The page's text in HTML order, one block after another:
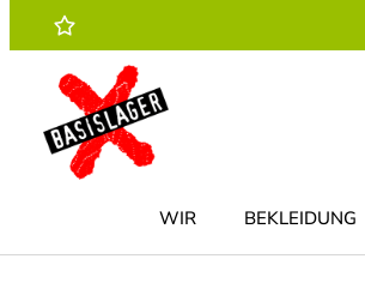
Hauptinhalt springen
Zur Suche springen
Zur Hauptnavigation springen
WIR BEKLEIDUNG